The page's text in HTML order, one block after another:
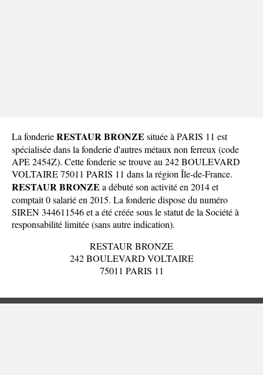
La fonderieRESTAUR BRONZE située à PARIS 11 est
spécialisée dans la fonderie d'autres métaux non ferreux (code
APE 2454Z). Cette fonderie se trouve au 242 BOULEVARD
VOLTAIRE 75011 PARIS 11 dans la région Île-de-France.
RESTAUR BRONZE a débuté son activité en 2014 et
comptait 0 salarié en 2015. La fonderie dispose du numéro
SIREN 344611546 et a été créée sous le statut de la Société à
responsabilité limitée (sans autre indication).
RESTAUR BRONZE
242 BOULEVARD VOLTAIRE
75011 PARIS 11